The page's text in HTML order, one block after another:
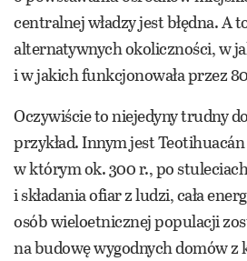
centralnej władzy jest błędna. A
alternatywnych okoliczności, w
i w jakich funkcjonowała przez
Oczywiście to niejedyny trudny
przykład. Innym jest
w którym ok. 300 r., po
i składania ofiar z ludzi, cała
osób wieloetnicznej populacji
na budowę wygodnych domów z